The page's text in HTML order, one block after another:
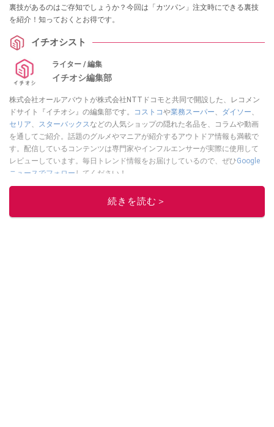
裏技があるのはご存知でしょうか？今回は「カツパン」注文時にできる裏技
を紹介！知っておくとお得です。
イチオシスト
ライター / 編集
イチオシ編集部
株式会社オールアバウトが株式会社NTTドコモと共同で開設した、レコメン
ドサイト『イチオシ』の編集部です。
コストコや業務スーパー ダイソー
セリア
スターバックス などの人気ショップの隠れた名品を、コラムや動画
を通してご紹介。話題のグルメやマニアが紹介するアウトドア情報も満載で
す。配信しているコンテンツは専門家やインフルエンサーが実際に使用して
レビューしています。毎日トレンド情報をお届けしているので、ぜひGoogle
ニュースでフォロー してください！
続きを読む＞